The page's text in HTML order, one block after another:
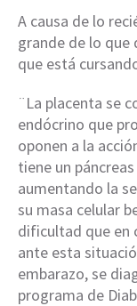
A causa de lo
grande de lo que
que está
¨La placenta se
endócrino que
oponen a la
tiene un
aumentando la
su masa celular
dificultad que en
ante esta
embarazo, se
programa de